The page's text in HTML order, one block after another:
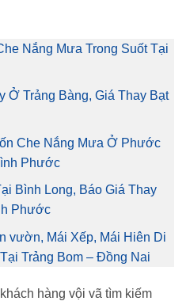
Nắng Mưa Trong Suốt Tại
Ở Trảng Bàng, Giá Thay Bạt
Che Nắng Mưa Ở Phước
Phước
Bình Long, Báo Giá Thay
Phước
vườn, Mái Xếp, Mái Hiên Di
Trảng Bom – Đồng Nai
hàng vội vã tìm kiếm